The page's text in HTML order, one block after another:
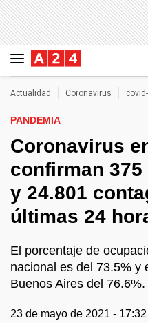
Actualidad Coronavirus
PANDEMIA
Coronavirus
confirman
y 24.801
últimas 24
El porcentaje de
nacional es del 73.5% y
Buenos Aires del 76.6%.
23 de mayo de 2021 - 17:32